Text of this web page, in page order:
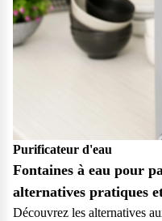
Purificateur d'eau
Fontaines à eau pour
alternatives pratiques
Découvrez les alternatives